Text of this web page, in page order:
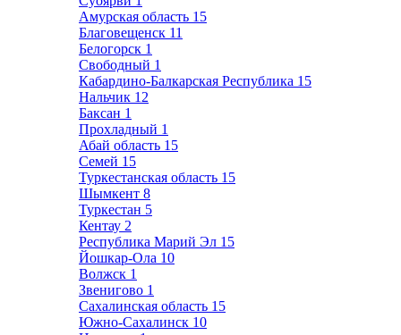
Амурская область 15
Благовещенск 11
Белогорск 1
Свободный 1
Кабардино-Балкарская Республика 15
Нальчик 12
Баксан 1
Прохладный 1
Абай область 15
Семей 15
Туркестанская область 15
Шымкент 8
Туркестан 5
Кентау 2
Республика Марий Эл 15
Йошкар-Ола 10
Волжск 1
Звенигово 1
Сахалинская область 15
Южно-Сахалинск 10